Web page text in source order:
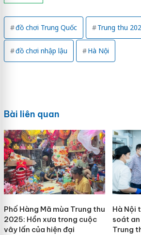
đồ chơi Trung Quốc Trung thu
đồ chơi nhập lậu Hà Nội
Bài liên quan
Phố Hàng Mã mùa Trung thu
2025: Hồn xưa trong cuộc
vây lấn của hiện đại
Hà Nội
soát
Trung